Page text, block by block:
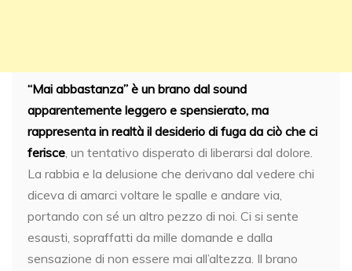
“Mai abbastanza” è un brano dal sound
apparentemente leggero e spensierato, ma
rappresenta in realtà il desiderio di fuga da ciò che ci
ferisce, un tentativo disperato di liberarsi dal dolore.
La rabbia e la delusione che derivano dal vedere chi
diceva di amarci voltare le spalle e andare via,
portando con sé un altro pezzo di noi. Ci si sente
esausti, sopraffatti da mille domande e dalla
sensazione di non essere mai all’altezza. Il brano